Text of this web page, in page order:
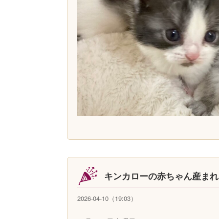
キンカローの赤ちゃん産ま
2026-04-10（19:03）